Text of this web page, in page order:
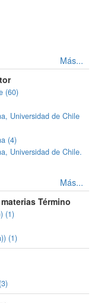
Más...
(60)
Universidad de Chile
(4)
Universidad de Chile.
Más...
Término
(1)
(1)